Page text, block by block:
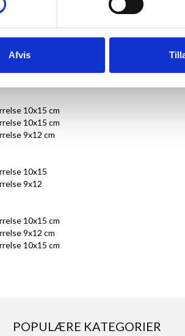
Afvis
betyder, at du får en ramme og et
guld, hvid, sort, sølv og eg. Billedstørrelser og
10x15 cm
10x15 cm
9x12 cm
10x15
9x12
10x15 cm
9x12 cm
10x15 cm
POPULÆRE KATEGORIER